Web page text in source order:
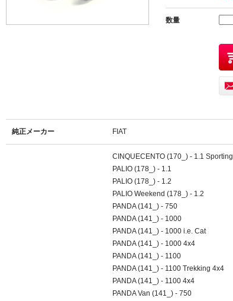
数量
純正メーカー FIAT
CINQUECENTO (170_) - 1.1
PALIO (178_) - 1.1
PALIO (178_) - 1.2
PALIO Weekend (178_) - 1.2
PANDA (141_) - 750
PANDA (141_) - 1000
PANDA (141_) - 1000 i.e. Cat
PANDA (141_) - 1000 4x4
PANDA (141_) - 1100
PANDA (141_) - 1100 Trekking 4x4
PANDA (141_) - 1100 4x4
PANDA Van (141_) - 750